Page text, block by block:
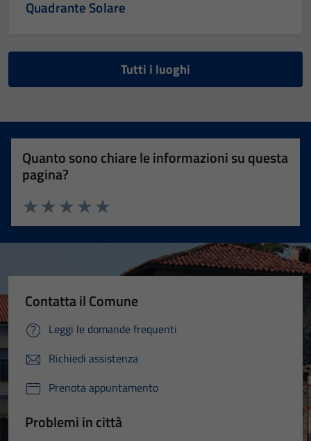
Quadrante Solare
Tutti i luoghi
Quanto sono chiare le informazioni su questa
pagina?
Valuta 5 stelle su 5
Valuta 4 stelle su 5
Valuta 3 stelle su 5
Valuta 2 stelle su 5
Valuta 1 stelle su 5
Contatta il Comune
Leggi le domande frequenti
Richiedi assistenza
Prenota appuntamento
Problemi in città